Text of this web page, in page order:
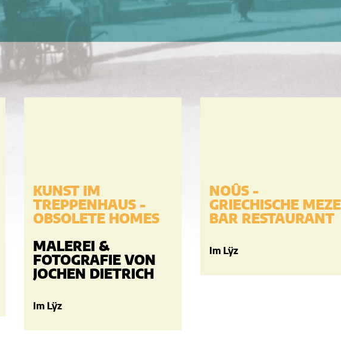
KUNST IM
TREPPENHAUS -
OBSOLETE HOMES
MALEREI &
FOTOGRAFIE VON
JOCHEN DIETRICH
Im Lÿz
NOÛS -
GRIECHISCHE MEZE
BAR RESTAURANT
Im Lÿz